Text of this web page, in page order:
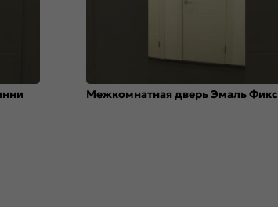
Межкомнатная дверь Эмаль Фикс